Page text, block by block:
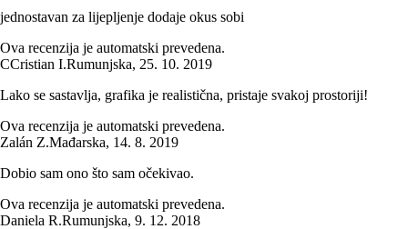
jednostavan za lijepljenje dodaje okus sobi
Ova recenzija je automatski prevedena.
CCristian I.Rumunjska, 25. 10. 2019
Lako se sastavlja, grafika je realistična, pristaje svakoj prostoriji!
Ova recenzija je automatski prevedena.
Zalán Z.Mađarska, 14. 8. 2019
Dobio sam ono što sam očekivao.
Ova recenzija je automatski prevedena.
Daniela R.Rumunjska, 9. 12. 2018